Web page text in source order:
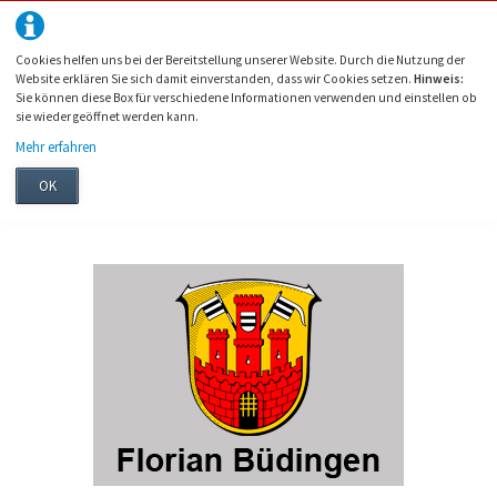
Cookies helfen uns bei der Bereitstellung unserer Website. Durch die Nutzung der
Website erklären Sie sich damit einverstanden, dass wir Cookies setzen.Hinweis:
Sie können diese Box für verschiedene Informationen verwenden und einstellen ob
sie wieder geöffnet werden kann.
Mehr erfahren
OK